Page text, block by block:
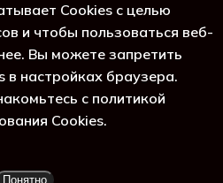
Cookies с целью
и чтобы пользоваться веб-
Вы можете запретить
в настройках браузера.
с политикой
Cookies.
Понятно